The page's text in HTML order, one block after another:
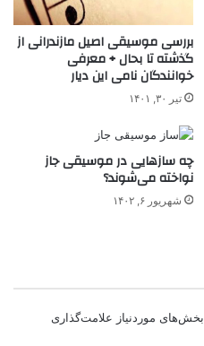
بررسی موسیقی اصیل مازندرانی از
گذشته تا بحال + معرفی
خوانندگان نامی این دیار
تیر ۳۰, ۱۴۰۱
چه سازهایی در موسیقی جاز
نواخته می‌شوند؟
شهریور ۶, ۱۴۰۲
بخش‌های موردنیاز علامت‌گذاری